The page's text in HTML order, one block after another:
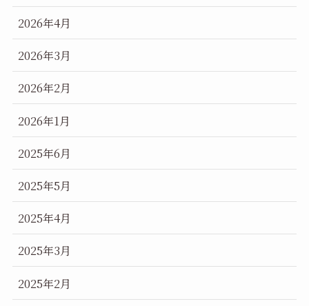
2026年4月
2026年3月
2026年2月
2026年1月
2025年6月
2025年5月
2025年4月
2025年3月
2025年2月